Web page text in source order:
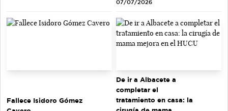
07/07/2026
Fallece Isidoro Gómez
De ir a Albacete a
completar el
tratamiento en casa: la